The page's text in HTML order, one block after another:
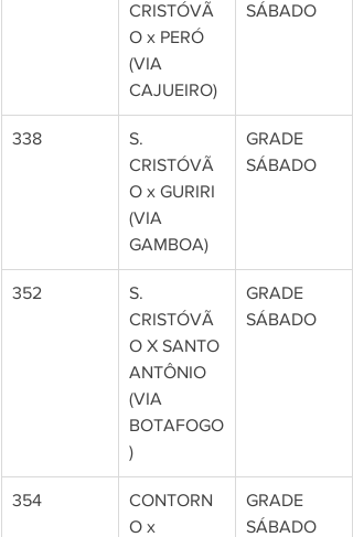
CRISTÓVÃ
O x PERÓ
(VIA
CAJUEIRO)
SÁBADO
338
S.
CRISTÓVÃ
O x GURIRI
(VIA
GAMBOA)
GRADE
SÁBADO
352
S.
CRISTÓVÃ
O X SANTO
ANTÔNIO
(VIA
BOTAFOGO
)
GRADE
SÁBADO
354
CONTORN
O x
GRADE
SÁBADO